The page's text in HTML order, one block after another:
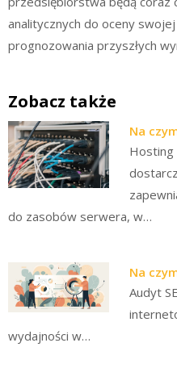
analitycznych do oceny
prognozowania przyszłych
Zobacz także
Na
do zasobów serwera, w…
Na
Audyt
wydajności w…